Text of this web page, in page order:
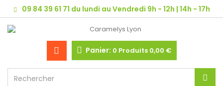
09 84 39 61 71 du lundi au Vendredi 9h - 12h | 14h - 17h
Panier: 0 Produits 0,00 €